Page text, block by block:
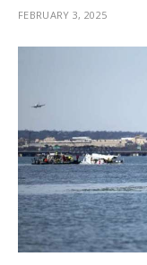
FEBRUARY 3, 2025